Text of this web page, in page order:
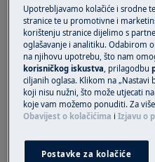
Kondenziranu
Sušilicu s
Rješenje
1. Ne stavljajte suho
Uvijek koristite
Upotrebljavamo kolačiće i srodne
stranice te u promotivne i
korištenju stranice dijelimo s
oglašavanje i analitiku. Odabirom
na njihovu upotrebu, što nam
korisničkog iskustva, prilagodbu
ciljanih oglasa. Klikom na „Nastavi
koji nisu nužni, što može utjecati
koje vam možemo ponuditi. Za
Obavijest o kolačićima iIzjavu o
Postavke za kolačiće